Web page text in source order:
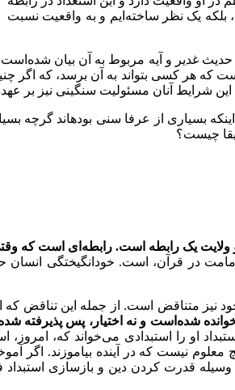
بلکه یک نظر ساخته‌ایم و به واقعیت نسبت
غدیر و آیه مربوط به آن بیان
که هر کسی بتواند به آن برسد، که اگر
این شرایط آنان مسئولیت سنگینی نیز بر
بسیاری از عرفا سنی بودهاند گرچه
چیست؟
و ولایت یک رابطه است. رابطه‌ای است که
امامت در قرآن، است. خودانگیختگی
متناقض است. از جمله این تناقض که
شده‌است و نه اختیار، پس پذیرفته
را استبدادی می‌خواند که، امروز،
نیست که در آینده بیاموزند. اگر
وسیله قدرت کردن دین و بازسازی